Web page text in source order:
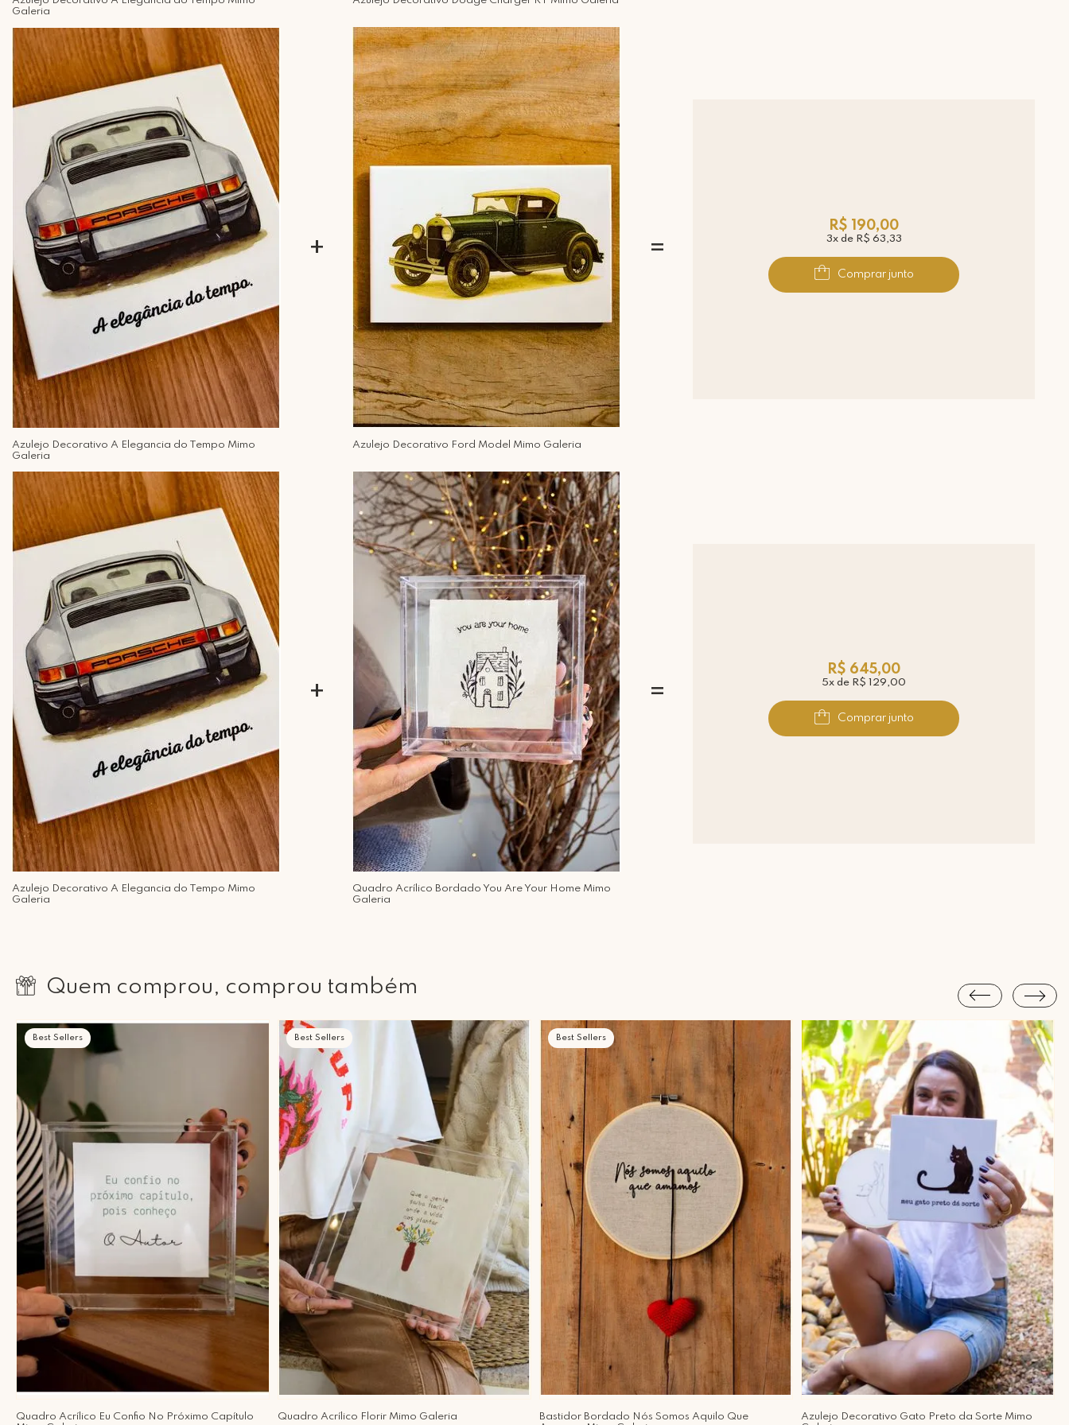
Galeria
Azulejo Decorativo A Elegancia do Tempo Mimo
Galeria
+
Azulejo Decorativo Ford Model Mimo Galeria
=
R$ 190,00
3x de R$ 63,33
Comprar junto
Azulejo Decorativo A Elegancia do Tempo Mimo
Galeria
+
Quadro Acrílico Bordado You Are Your Home Mimo
Galeria
=
R$ 645,00
5x de R$ 129,00
Comprar junto
Quem comprou, comprou também
Best Sellers
Quadro Acrílico Eu Confio No Próximo Capítulo
Best Sellers
Quadro Acrílico Florir Mimo Galeria
Best Sellers
Bastidor Bordado Nós Somos Aquilo Que
Azulejo Decorativo Gato Preto da Sorte Mimo